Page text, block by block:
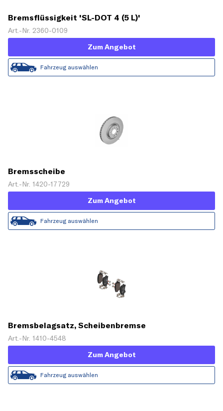
Bremsflüssigkeit 'SL-DOT 4 (5 L)'
Art.-Nr. 2360-0109
Zum Angebot
Fahrzeug auswählen
Bremsscheibe
Art.-Nr. 1420-17729
Zum Angebot
Fahrzeug auswählen
Bremsbelagsatz, Scheibenbremse
Art.-Nr. 1410-4548
Zum Angebot
Fahrzeug auswählen